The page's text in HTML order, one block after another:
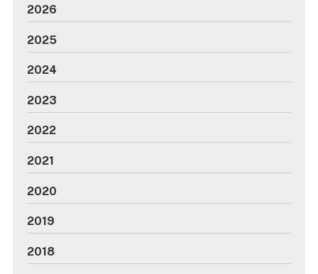
2026
2025
2024
2023
2022
2021
2020
2019
2018